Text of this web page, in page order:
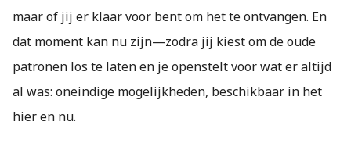
maar of jij er klaar voor bent om het te ontvangen. En
dat moment kan nu zijn—zodra jij kiest om de oude
patronen los te laten en je openstelt voor wat er altijd
al was: oneindige mogelijkheden, beschikbaar in het
hier en nu.